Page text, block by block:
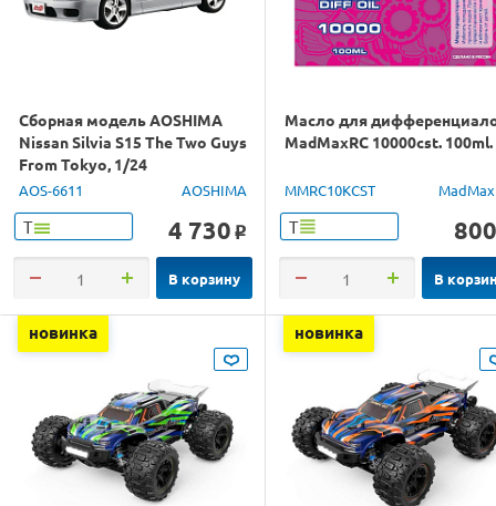
Сборная модель AOSHIMA
Nissan Silvia S15 The Two Guys
From Tokyo, 1/24
AOS-6611 AOSHIMA
Т 4 730 o
В корзину
Масло для
MadMaxRC 10000cst. 100ml.
MMRC10KCST
Т 800
В
новинка новинка